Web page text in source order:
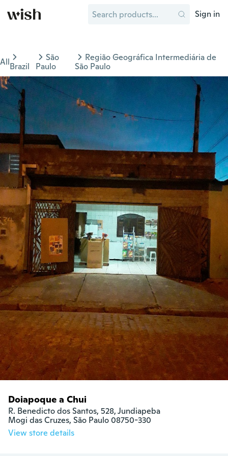
Sign in
AllBrazil
São
Paulo
Região Geográfica Intermediária de
São Paulo
Doiapoque a Chui
R. Benedicto dos Santos, 528, Jundiapeba
Mogi das Cruzes, São Paulo 08750-330
View store details